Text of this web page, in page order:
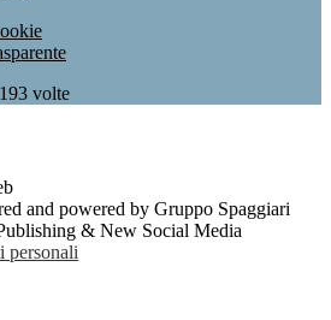
193 volte
and powered by Gruppo Spaggiari
& New Social Media
personali